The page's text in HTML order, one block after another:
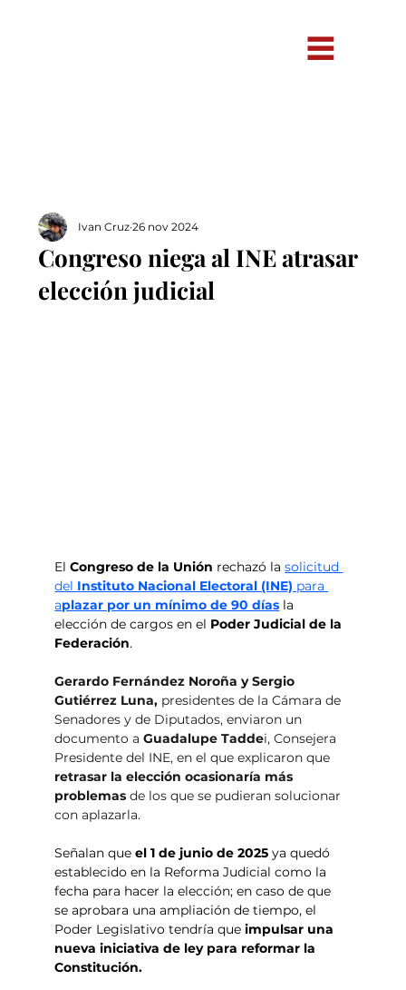
Congreso niega al INE atrasar
elección judicial
Ivan Cruz 26 nov 2024
El Congreso de la Unión rechazó la solicitud
del Instituto Nacional Electoral (INE) para
aplazar por un mínimo de 90 días la
elección de cargos en el Poder Judicial de la
Federación.
Gerardo Fernández Noroña y Sergio
Gutiérrez Luna, presidentes de la Cámara de
Senadores y de Diputados, enviaron un
documento a Guadalupe Taddei, Consejera
Presidente del INE, en el que explicaron que
retrasar la elección ocasionaría más
problemas de los que se pudieran solucionar
con aplazarla.
Señalan que el 1 de junio de 2025 ya quedó
establecido en la Reforma Judicial como la
fecha para hacer la elección; en caso de que
se aprobara una ampliación de tiempo, el
Poder Legislativo tendría que impulsar una
nueva iniciativa de ley para reformar la
Constitución.